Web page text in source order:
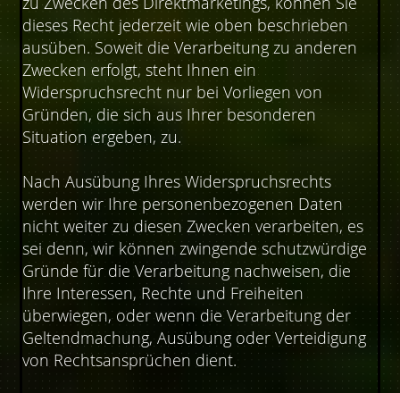
dieses Recht jederzeit wie oben beschrieben
ausüben. Soweit die Verarbeitung zu anderen
Zwecken erfolgt, steht Ihnen ein
Widerspruchsrecht nur bei Vorliegen von
Gründen, die sich aus Ihrer besonderen
Situation ergeben, zu.
Nach Ausübung Ihres Widerspruchsrechts
werden wir Ihre personenbezogenen Daten
nicht weiter zu diesen Zwecken verarbeiten, es
sei denn, wir können zwingende schutzwürdige
Gründe für die Verarbeitung nachweisen, die
Ihre Interessen, Rechte und Freiheiten
überwiegen, oder wenn die Verarbeitung der
Geltendmachung, Ausübung oder Verteidigung
von Rechtsansprüchen dient.